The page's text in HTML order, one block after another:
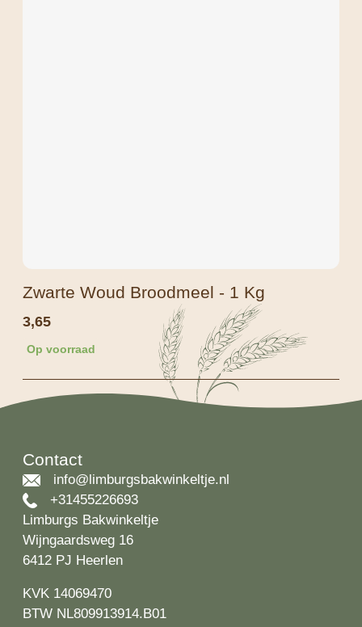
Zwarte Woud Broodmeel - 1 Kg
3,65
Op voorraad
Contact
info@limburgsbakwinkeltje.nl
+31455226693
Limburgs Bakwinkeltje
Wijngaardsweg 16
6412 PJ Heerlen
KVK 14069470
BTW NL809913914.B01